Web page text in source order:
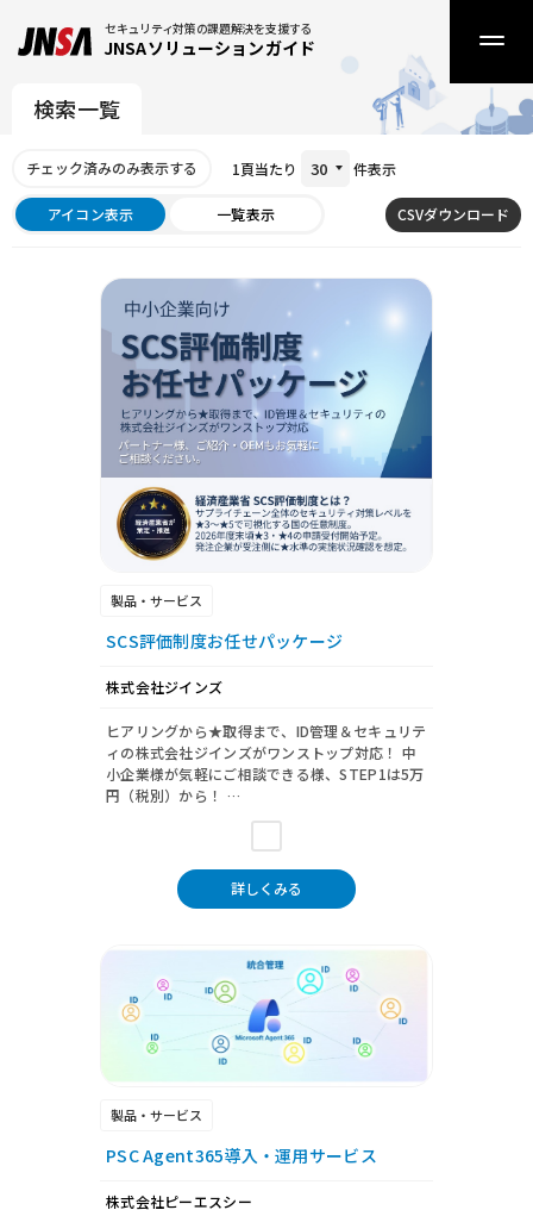
セキュリティ対策の課題解決を支援する
JNSAソリューションガイド
検索一覧
1頁当たり 30 件表示
アイコン表示 一覧表示
製品・サービス
SCS評価制度お任せパッケージ
株式会社ジインズ
ヒアリングから★取得まで、ID管理＆セキュリテ
ィの株式会社ジインズがワンストップ対応！ 中
小企業様が気軽にご相談できる様、STEP1は5万
円（税別）から！ …
詳しくみる
製品・サービス
PSC Agent365導入・運用サービス
株式会社ピーエスシー